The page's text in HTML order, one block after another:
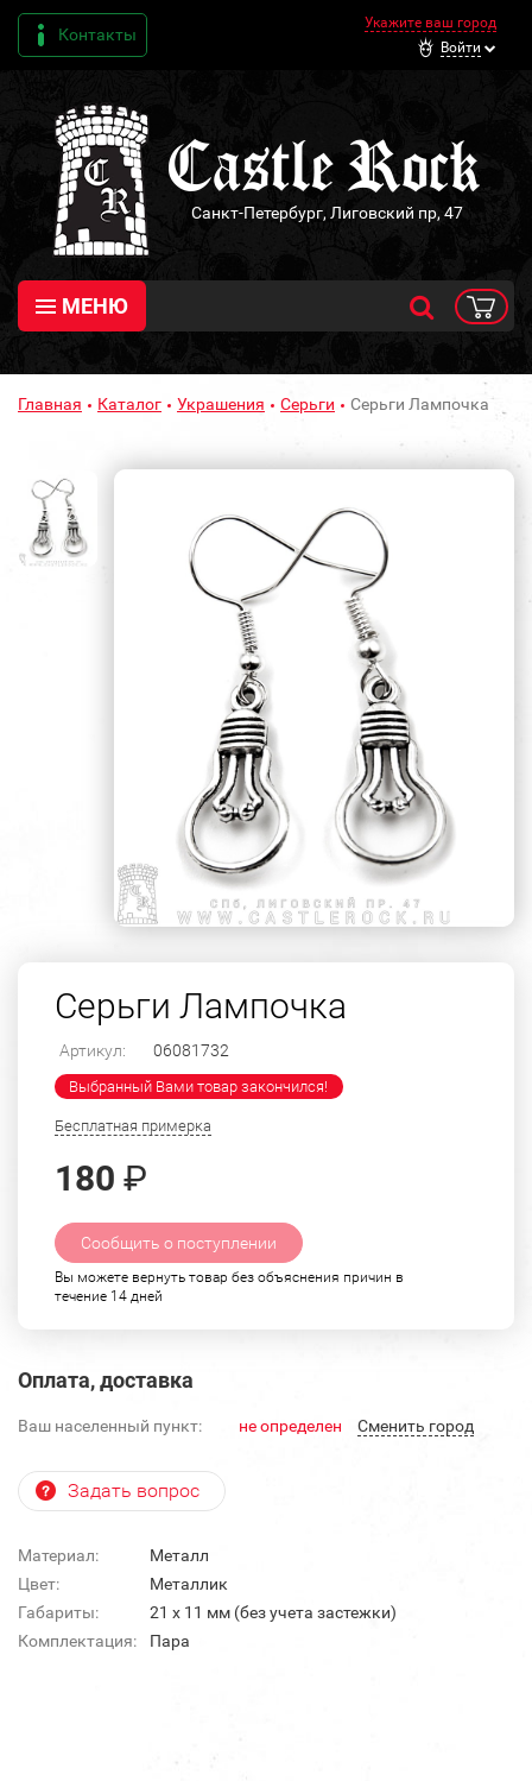
Контакты
Укажите ваш город
Войти
Санкт-Петербург, Лиговский пр, 47
МЕНЮ
Главная Каталог Украшения Серьги Серьги Лампочка
Серьги Лампочка
Артикул: 06081732
Выбранный Вами товар закончился!
Бесплатная примерка
180 ₽
Сообщить о поступлении
Вы можете вернуть товар без объяснения причин в
течение 14 дней
Оплата, доставка
Ваш населенный пункт: не определен Cменить город
Задать вопрос
Материал:
Металл
Цвет:
Металлик
Габариты:
21 х 11 мм (без учета застежки)
Комплектация:
Пара